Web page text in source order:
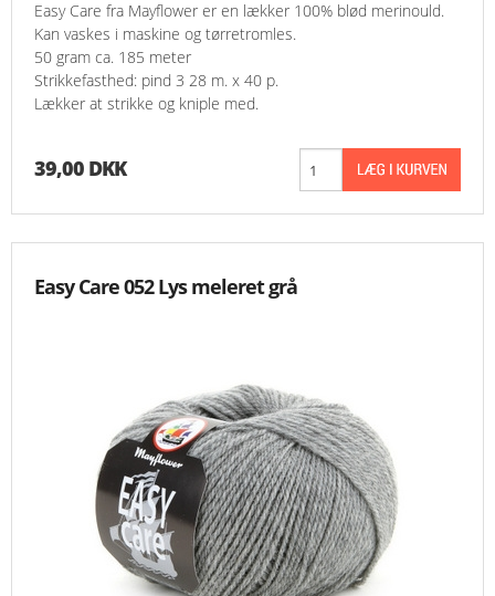
Easy Care fra Mayflower er en lækker 100% blød merinould.
Kan vaskes i maskine og tørretromles.
50 gram ca. 185 meter
Strikkefasthed: pind 3 28 m. x 40 p.
Lækker at strikke og kniple med.
39,00 DKK
Easy Care 052 Lys meleret grå